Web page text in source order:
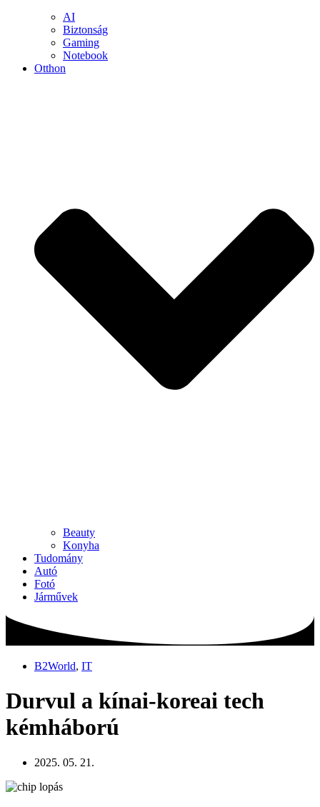
AI
Biztonság
Gaming
Notebook
Otthon
Beauty
Konyha
Tudomány
Autó
Fotó
Járművek
B2World, IT
Durvul a kínai-koreai tech
kémháború
2025. 05. 21.